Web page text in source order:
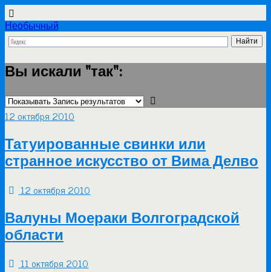
Необычный
Вы искали "так":
12 октября 2010
Татуированные свинки или
странное искусство от Вима Делво
12 октября 2010
Валуны Моераки Волгоградской
области
11 октября 2010